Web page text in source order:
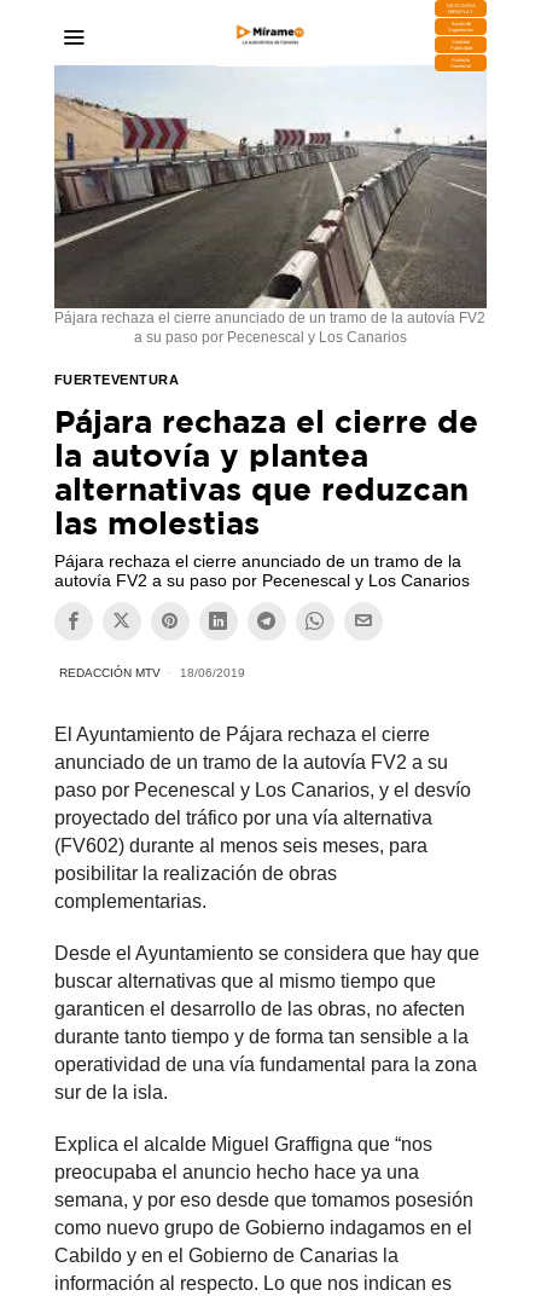
DESCARGA
MIRAPLAY
Buzón de
Sugerencias
Contratar
Publicidad
Contacto
Comercial
Pájara rechaza el cierre anunciado de un tramo de la autovía FV2
a su paso por Pecenescal y Los Canarios
FUERTEVENTURA
Pájara rechaza el cierre de
la autovía y plantea
alternativas que reduzcan
las molestias
Pájara rechaza el cierre anunciado de un tramo de la
autovía FV2 a su paso por Pecenescal y Los Canarios
REDACCIÓN MTV 18/06/2019
El Ayuntamiento de Pájara rechaza el cierre
anunciado de un tramo de la autovía FV2 a su
paso por Pecenescal y Los Canarios, y el desvío
proyectado del tráfico por una vía alternativa
(FV602) durante al menos seis meses, para
posibilitar la realización de obras
complementarias.
Desde el Ayuntamiento se considera que hay que
buscar alternativas que al mismo tiempo que
garanticen el desarrollo de las obras, no afecten
durante tanto tiempo y de forma tan sensible a la
operatividad de una vía fundamental para la zona
sur de la isla.
Explica el alcalde Miguel Graffigna que “nos
preocupaba el anuncio hecho hace ya una
semana, y por eso desde que tomamos posesión
como nuevo grupo de Gobierno indagamos en el
Cabildo y en el Gobierno de Canarias la
información al respecto. Lo que nos indican es